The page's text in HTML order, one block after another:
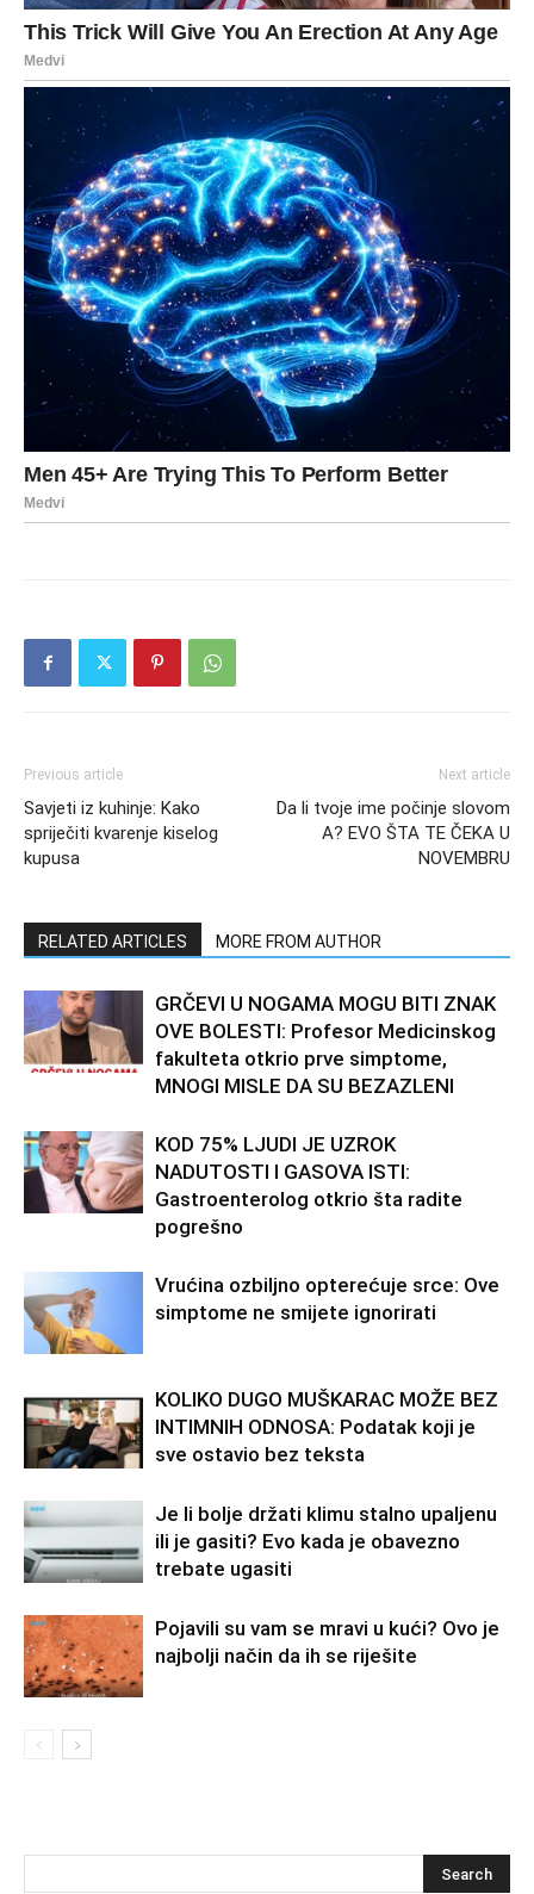
Previous article
Savjeti iz kuhinje: Kako
spriječiti kvarenje kiselog
kupusa
Next article
Da li tvoje ime počinje slovom
A? EVO ŠTA TE ČEKA U
NOVEMBRU
RELATED ARTICLES MORE FROM AUTHOR
GRČEVI U NOGAMA MOGU BITI ZNAK
OVE BOLESTI: Profesor Medicinskog
fakulteta otkrio prve simptome,
MNOGI MISLE DA SU BEZAZLENI
KOD 75% LJUDI JE UZROK
NADUTOSTI I GASOVA ISTI:
Gastroenterolog otkrio šta radite
pogrešno
Vrućina ozbiljno opterećuje srce: Ove
simptome ne smijete ignorirati
KOLIKO DUGO MUŠKARAC MOŽE BEZ
INTIMNIH ODNOSA: Podatak koji je
sve ostavio bez teksta
Je li bolje držati klimu stalno upaljenu
ili je gasiti? Evo kada je obavezno
trebate ugasiti
Pojavili su vam se mravi u kući? Ovo je
najbolji način da ih se riješite